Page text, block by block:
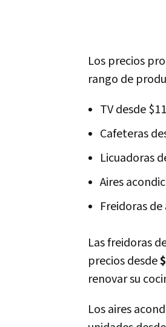
Los precios
rango de
TV desde
Cafeteras
Licuadoras
Aires
Freidoras de
Las freidoras
precios desde
renovar su
Los aires